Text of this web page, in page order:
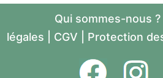
Qui sommes-nous ?
légales
CGV Protection